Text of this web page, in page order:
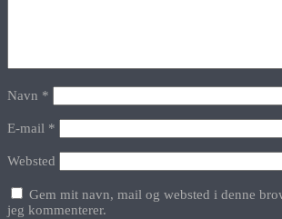
Navn *
E-mail *
Websted
Gem mit navn, mail og websted i denne
jeg kommenterer.